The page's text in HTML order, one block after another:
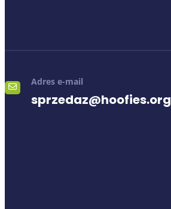
Adres e-mail
sprzedaz@hoofies.org